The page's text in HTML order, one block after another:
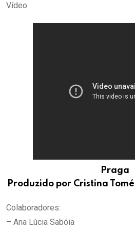
Vídeo:
Praga
Produzido por Cristina
Colaboradores:
– Ana Lúcia Sabóia